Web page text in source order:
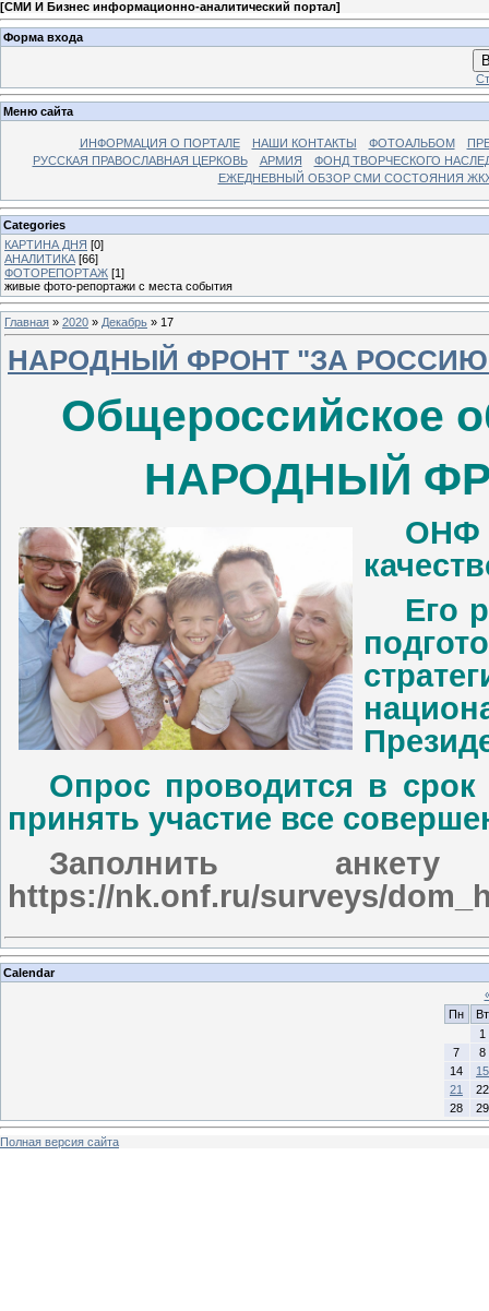
[СМИ И Бизнес информационно-аналитический портал]
Форма входа
Меню сайта
ИНФОРМАЦИЯ О ПОРТАЛЕ НАШИ КОНТАКТЫ ФОТОАЛЬБОМ
РУССКАЯ ПРАВОСЛАВНАЯ ЦЕРКОВЬ
АРМИЯ
ФОНД ТВОРЧЕСКОГО
ЕЖЕДНЕВНЫЙ ОБЗОР СМИ СОСТОЯНИЯ
Categories
КАРТИНА ДНЯ [0]
АНАЛИТИКА [66]
ФОТОРЕПОРТАЖ [1]
живые фото-репортажи с места события
Главная » 2020 » Декабрь » 17
НАРОДНЫЙ ФРОНТ "ЗА
Общероссийское
НАРОДНЫЙ
ОНФ
Его
Опрос проводится в
принять участие все
Заполнить
https://nk.onf.ru/surveys/
Calendar
Пн
Вт
1
7
8
14
15
21
22
28
29
Полная версия сайта